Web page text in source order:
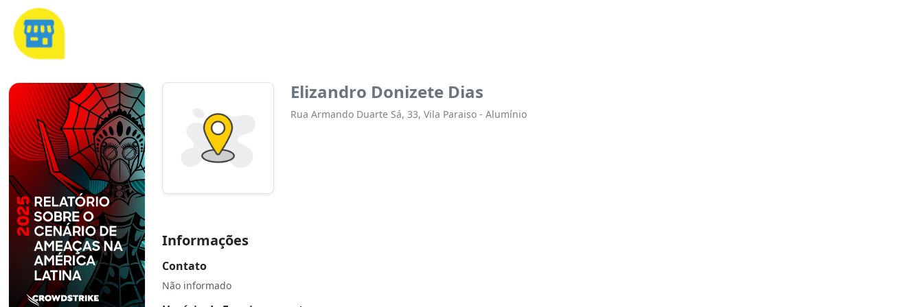
Elizandro Donizete Dias
Rua Armando Duarte Sá, 33, Vila Paraiso - Alumínio
Informações
Contato
Não informado